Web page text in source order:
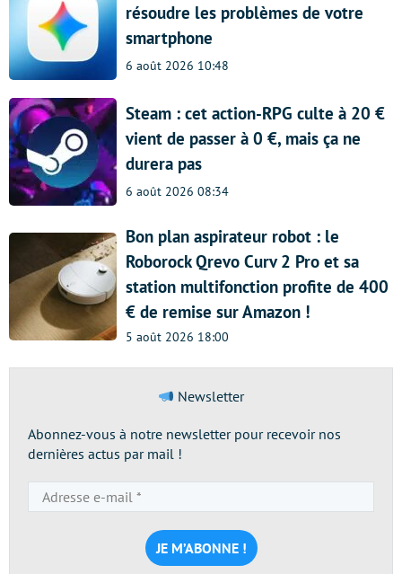
résoudre les problèmes de votre
smartphone
6 août 2026 10:48
Steam : cet action-RPG culte à 20 €
vient de passer à 0 €, mais ça ne
durera pas
6 août 2026 08:34
Bon plan aspirateur robot : le
Roborock Qrevo Curv 2 Pro et sa
station multifonction profite de 400
€ de remise sur Amazon !
5 août 2026 18:00
Newsletter
Abonnez-vous à notre newsletter pour recevoir nos
dernières actus par mail !
e-
mail
*